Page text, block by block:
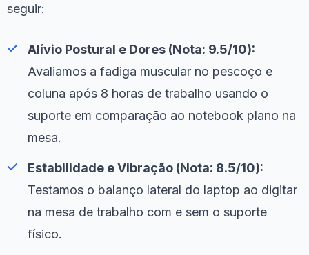
seguir:
Alívio Postural e Dores (Nota: 9.5/10):
Avaliamos a fadiga muscular no pescoço e
coluna após 8 horas de trabalho usando o
suporte em comparação ao notebook plano na
mesa.
Estabilidade e Vibração (Nota: 8.5/10):
Testamos o balanço lateral do laptop ao digitar
na mesa de trabalho com e sem o suporte
físico.